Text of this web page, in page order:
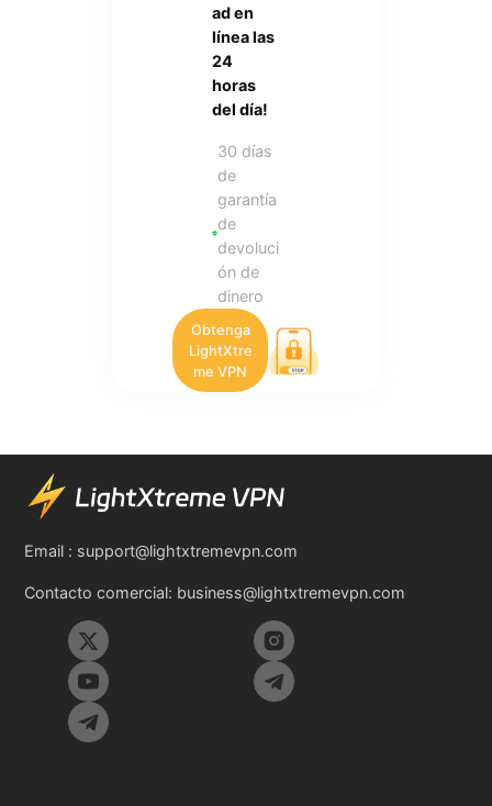
ad en
línea las
24
horas
del día!
30 días
de
garantía
de
devoluci
ón de
dinero
Obtenga
LightXtre
me VPN
Email : support@lightxtremevpn.com
Contacto comercial: business@lightxtremevpn.com